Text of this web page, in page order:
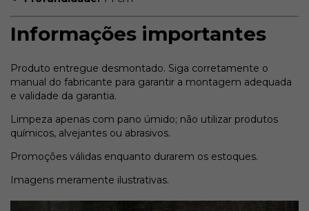
Informações importantes
Produto entregue desmontado. Siga corretamente o
manual do fabricante para garantir a montagem adequada
e validade da garantia.
Limpeza apenas com pano úmido; não utilizar produtos
químicos, alvejantes ou abrasivos.
Promoções válidas enquanto durarem os estoques.
Imagens meramente ilustrativas.